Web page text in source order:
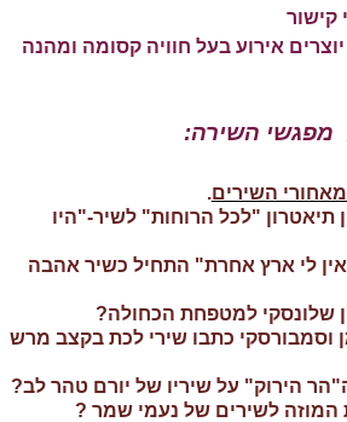
קישור
אירוע בעל חוויה קסומה ומהנה
מפגשי השירה:
השירים.
תיאטרון "לכל הרוחות" לשיר-"היו
לי ארץ אחרת" התחיל כשיר אהבה
שלונסקי למטפחת הכחולה?
וסמבורסקי כתבו שירי לכת בקצב מרש
הירוק" על שיריו של יורם טהר לב?
המוזה לשירים של נעמי שמר ?